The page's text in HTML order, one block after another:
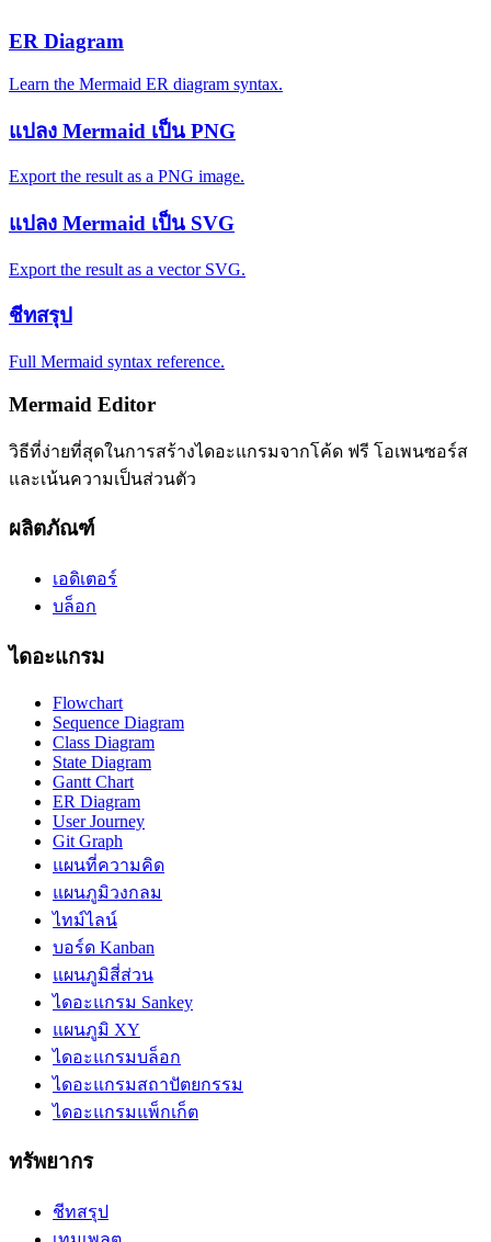
ER Diagram
Learn the Mermaid ER diagram syntax.
แปลง Mermaid เป็น PNG
Export the result as a PNG image.
แปลง Mermaid เป็น SVG
Export the result as a vector SVG.
ชีทสรุป
Full Mermaid syntax reference.
Mermaid Editor
วิธีที่ง่ายที่สุดในการสร้างไดอะแกรมจากโค้ด ฟรี โอเพนซอร์ส
และเน้นความเป็นส่วนตัว
ผลิตภัณฑ์
เอดิเตอร์
บล็อก
ไดอะแกรม
Flowchart
Sequence Diagram
Class Diagram
State Diagram
Gantt Chart
ER Diagram
User Journey
Git Graph
แผนที่ความคิด
แผนภูมิวงกลม
ไทม์ไลน์
บอร์ด Kanban
แผนภูมิสี่ส่วน
ไดอะแกรม Sankey
แผนภูมิ XY
ไดอะแกรมบล็อก
ไดอะแกรมสถาปัตยกรรม
ไดอะแกรมแพ็กเก็ต
ทรัพยากร
ชีทสรุป